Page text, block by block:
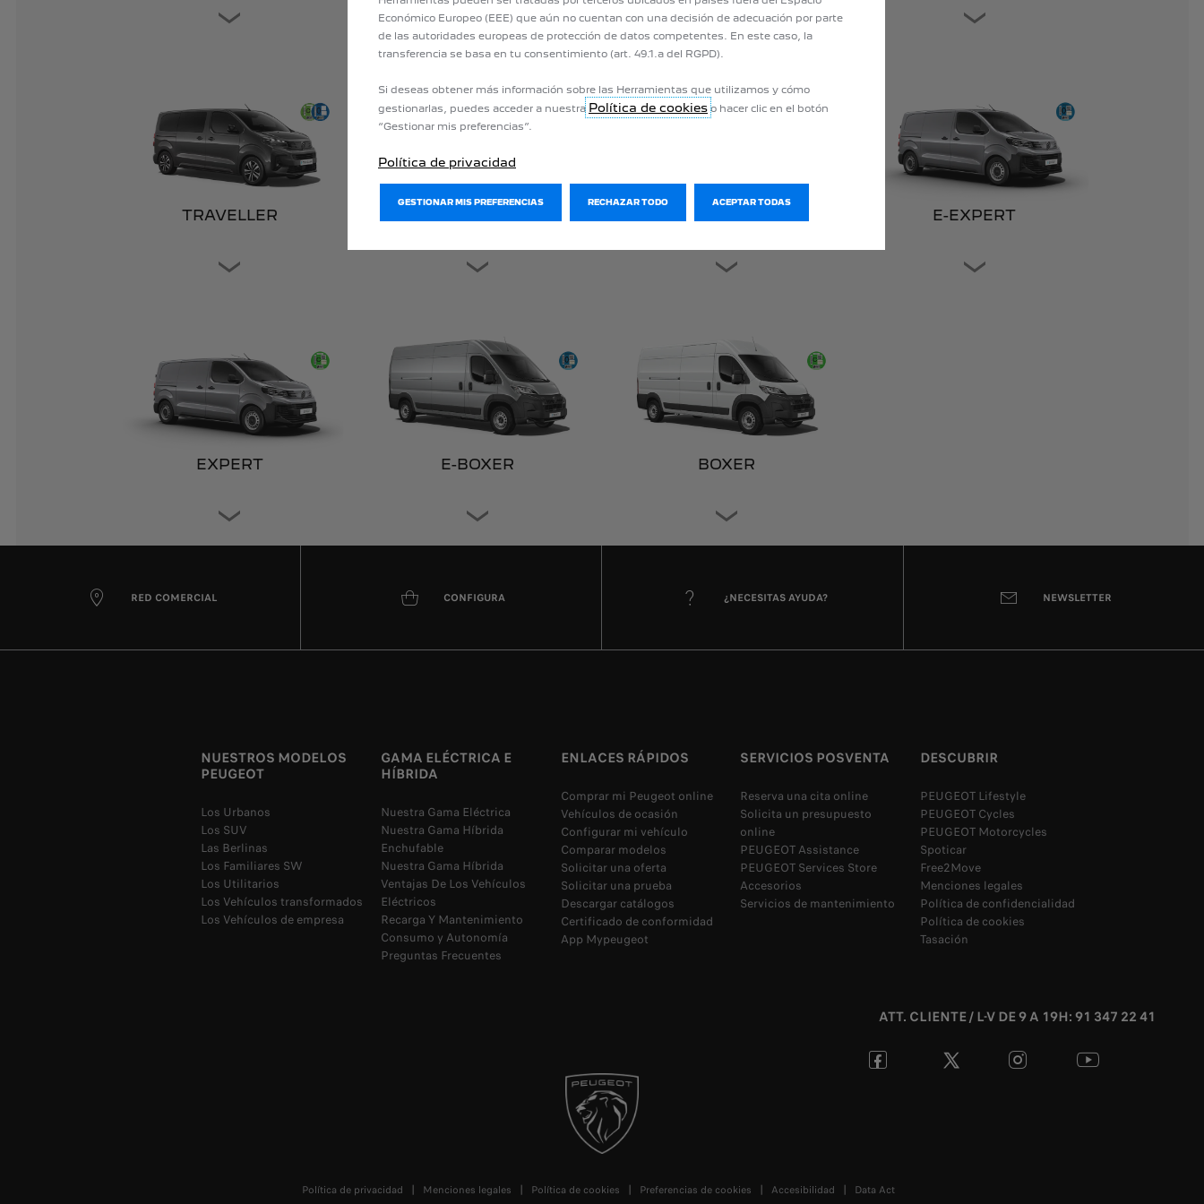
TRAVELLER E-EXPERT
EXPERT E-BOXER BOXER
RED COMERCIAL CONFIGURA ¿NECESITAS AYUDA? NEWSLETTER
NUESTROS MODELOS
PEUGEOT
Los Urbanos
Los SUV
Las Berlinas
Los Familiares SW
Los Utilitarios
Los Vehículos transformados
Los Vehículos de empresa
GAMA ELÉCTRICA E
HÍBRIDA
Nuestra Gama Eléctrica
Nuestra Gama Híbrida
Enchufable
Nuestra Gama Híbrida
Ventajas De Los Vehículos
Eléctricos
Recarga Y Mantenimiento
Consumo y Autonomía
Preguntas Frecuentes
ENLACES RÁPIDOS
Comprar mi Peugeot online
Vehículos de ocasión
Configurar mi vehículo
Comparar modelos
Solicitar una oferta
Solicitar una prueba
Descargar catálogos
Certificado de conformidad
App Mypeugeot
SERVICIOS POSVENTA
Reserva una cita online
Solicita un presupuesto
online
PEUGEOT Assistance
PEUGEOT Services Store
Accesorios
Servicios de mantenimiento
DESCUBRIR
PEUGEOT Lifestyle
PEUGEOT Cycles
PEUGEOT Motorcycles
Spoticar
Free2Move
Menciones legales
Política de confidencialidad
Política de cookies
Tasación
ATT. CLIENTE / L-V DE 9 A 19H: 91 347 22 41
Política de privacidad Menciones legales Política de cookies Preferencias de cookies Accesibilidad Data Act
Económico Europeo (EEE) que aún no cuentan con una decisión de adecuación por parte
de las autoridades europeas de protección de datos competentes. En este caso, la
transferencia se basa en tu consentimiento (art. 49.1.a del RGPD).
Si deseas obtener más información sobre las Herramientas que utilizamos y cómo
gestionarlas, puedes acceder a nuestra Política de cookies o hacer clic en el botón
“Gestionar mis preferencias”.
Política de privacidad
GESTIONAR MIS PREFERENCIAS ACEPTAR TODAS
RECHAZAR TODO